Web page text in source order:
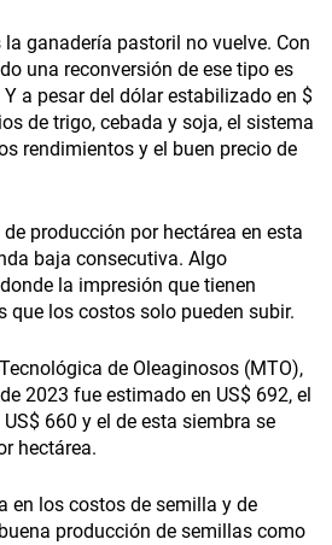
ganadería pastoril no vuelve. Con
una reconversión de ese tipo es
a pesar del dólar estabilizado en $
de trigo, cebada y soja, el sistema
rendimientos y el buen precio de
producción por hectárea en esta
baja consecutiva. Algo
la impresión que tienen
que los costos solo pueden subir.
de Oleaginosos (MTO),
2023 fue estimado en US$ 692, el
660 y el de esta siembra se
hectárea.
en los costos de semilla y de
producción de semillas como